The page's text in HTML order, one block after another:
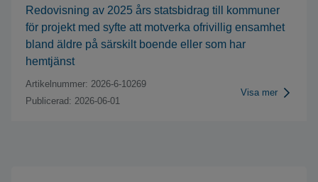
Redovisning av 2025 års statsbidrag till kommuner
för projekt med syfte att motverka ofrivillig ensamhet
bland äldre på särskilt boende eller som har
hemtjänst
Artikelnummer: 2026-6-10269
Publicerad: 2026-06-01
Visa mer